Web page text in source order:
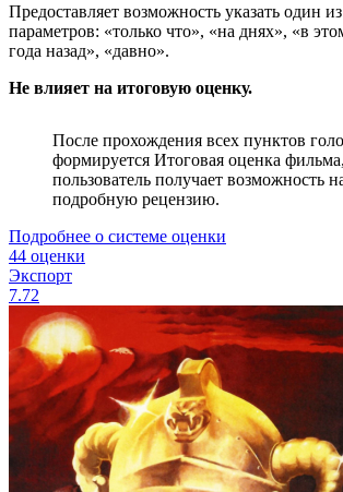
Предоставляет возможность указать один
параметров: «только что», «на днях», «в
года назад», «давно».
Не влияет на итоговую оценку.
После прохождения всех пунктов
формируется Итоговая оценка
пользователь получает возможность
подробную рецензию.
Подробнее о системе оценки
44 оценки
Экспорт
7.72